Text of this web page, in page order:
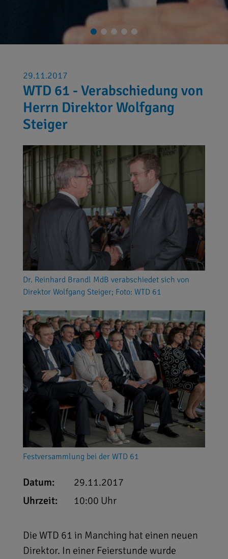
29.11.2017
WTD 61 - Verabschiedung von
Herrn Direktor Wolfgang
Steiger
Dr. Reinhard Brandl MdB verabschiedet sich von
Direktor Wolfgang Steiger; Foto: WTD 61
Festversammlung bei der WTD 61
Datum:
29.11.2017
Uhrzeit:
10:00 Uhr
Die WTD 61 in Manching hat einen neuen
Direktor. In einer Feierstunde wurde